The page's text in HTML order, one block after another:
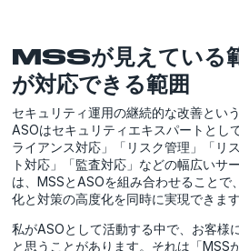
MSSが見えている
が対応できる範囲
セキュリティ運用の継続的な改善とい
ASOはセキュリティエキスパートとし
ライアンス対応」「リスク管理」「リ
ト対応」「監査対応」などの幅広いサ
は、MSSとASOを組み合わせることで
化と対策の高度化を同時に実現できます
私がASOとして活動する中で、お客様
と思うことがあります。それは「MSS